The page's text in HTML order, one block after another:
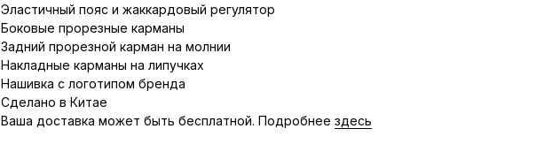
Эластичный пояс и жаккардовый регулятор
Боковые прорезные карманы
Задний прорезной карман на молнии
Накладные карманы на липучках
Нашивка с логотипом бренда
Сделано в Китае
Ваша доставка может быть бесплатной. Подробнее здесь